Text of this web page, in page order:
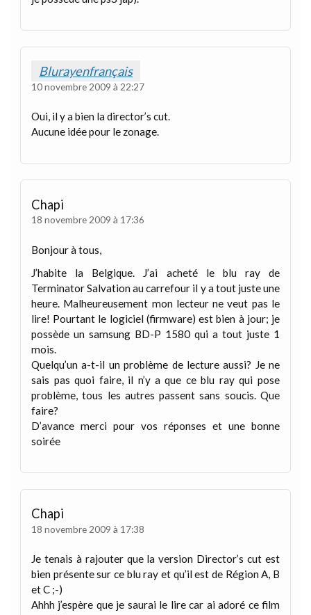
Blurayenfrançais
10 novembre 2009 à 22:27
Oui, il y a bien la director’s cut.
Aucune idée pour le zonage.
Chapi
18 novembre 2009 à 17:36
Bonjour à tous,
J’habite la Belgique. J’ai acheté le blu ray de
Terminator Salvation au carrefour il y a tout juste une
heure. Malheureusement mon lecteur ne veut pas le
lire! Pourtant le logiciel (firmware) est bien à jour; je
possède un samsung BD-P 1580 qui a tout juste 1
mois.
Quelqu’un a-t-il un problème de lecture aussi? Je ne
sais pas quoi faire, il n’y a que ce blu ray qui pose
problème, tous les autres passent sans soucis. Que
faire?
D’avance merci pour vos réponses et une bonne
soirée
Chapi
18 novembre 2009 à 17:38
Je tenais à rajouter que la version Director’s cut est
bien présente sur ce blu ray et qu’il est de Région A, B
et C ;-)
Ahhh j’espère que je saurai le lire car ai adoré ce film